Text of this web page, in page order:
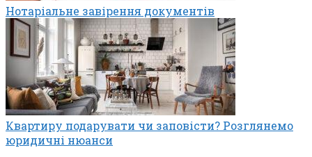
Нотаріальне завірення документів
Квартиру подарувати чи заповісти? Розглянемо
юридичні нюанси